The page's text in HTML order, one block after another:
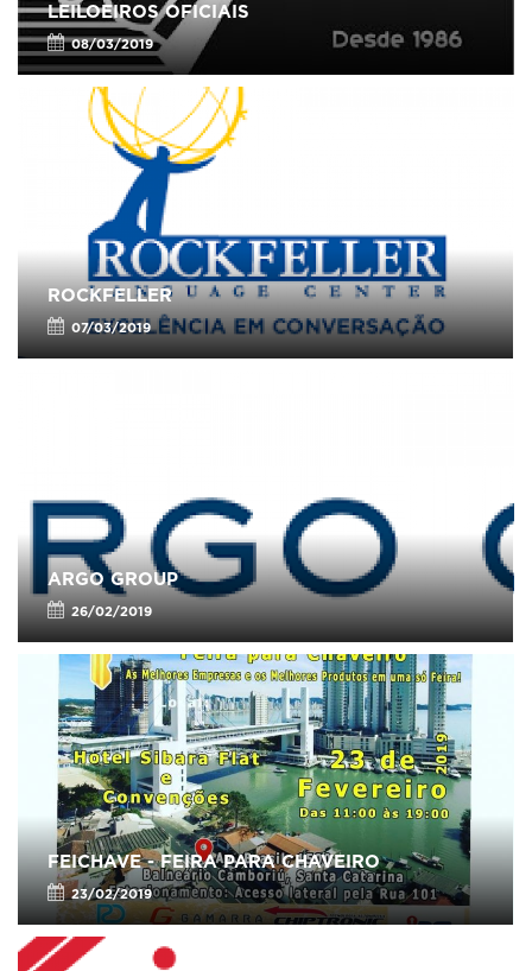
LEILOEIROS OFICIAIS
08/03/2019
ROCKFELLER
07/03/2019
ARGO GROUP
26/02/2019
FEICHAVE - FEIRA PARA CHAVEIRO
23/02/2019